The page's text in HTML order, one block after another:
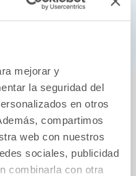
mejorar y
la seguridad del
en otros
compartimos
web con nuestros
sociales, publicidad
combinarla con otra
atractivo al tacto
gustarte...